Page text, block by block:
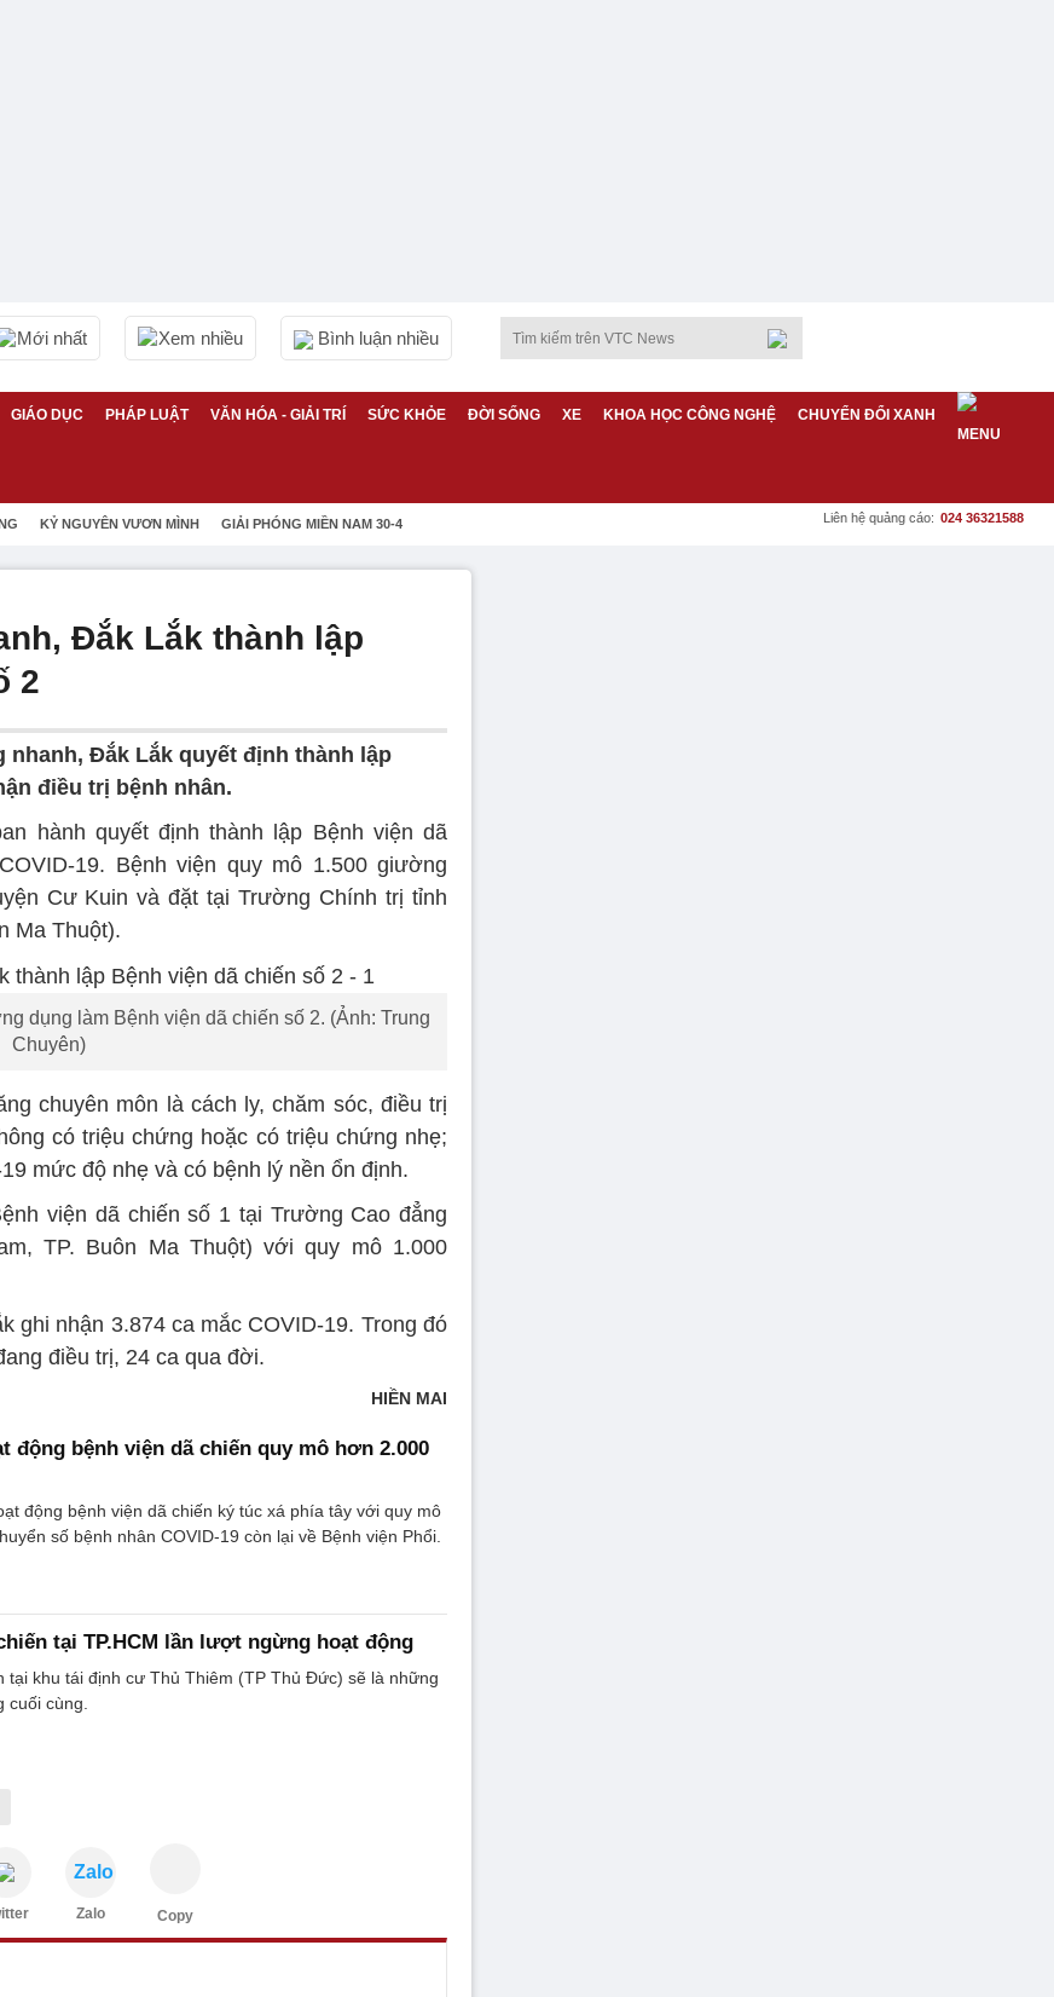
Mới nhất Xem nhiều Bình luận nhiều
GIÁO DỤC PHÁP LUẬT VĂN HÓA - GIẢI TRÍ SỨC KHỎE ĐỜI SỐNG XE KHOA HỌC CÔNG NGHỆ CHUYỂN ĐỔI XANH
KỶ NGUYÊN VƯƠN MÌNH GIẢI PHÓNG MIỀN NAM 30-4 Liên hệ quảng cáo: 024 36321588
Đắk Lắk thành lập
2
nhanh, Đắk Lắk quyết định thành lập
điều trị bệnh nhân.
hành quyết định thành lập Bệnh viện dã
19. Bệnh viện quy mô 1.500 giường
Cư Kuin và đặt tại Trường Chính trị tỉnh
Ma Thuột).
dụng làm Bệnh viện dã chiến số 2. (Ảnh: Trung
Chuyên)
chuyên môn là cách ly, chăm sóc, điều trị
có triệu chứng hoặc có triệu chứng nhẹ;
mức độ nhẹ và có bệnh lý nền ổn định.
viện dã chiến số 1 tại Trường Cao đẳng
TP. Buôn Ma Thuột) với quy mô 1.000
ghi nhận 3.874 ca mắc COVID-19. Trong đó
điều trị, 24 ca qua đời.
HIỀN MAI
động bệnh viện dã chiến quy mô hơn 2.000
động bệnh viện dã chiến ký túc xá phía tây với quy mô
số bệnh nhân COVID-19 còn lại về Bệnh viện Phổi.
tại TP.HCM lần lượt ngừng hoạt động
tại khu tái định cư Thủ Thiêm (TP Thủ Đức) sẽ là những
cùng.
Zalo
Zalo Copy